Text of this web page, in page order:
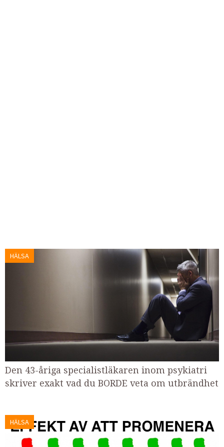
HÄLSA
Den 43-åriga specialistläkaren inom psykiatri
skriver exakt vad du BORDE veta om utbrändhet
HÄLSA